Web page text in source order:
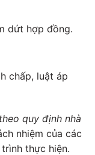
dứt hợp đồng.
chấp, luật áp
quy định nhà
nhiệm của các
thực hiện.